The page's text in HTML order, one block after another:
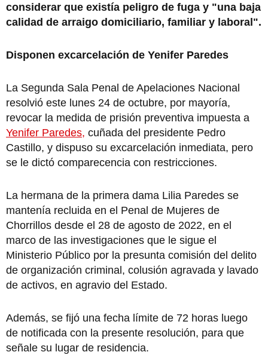
considerar que existía peligro de fuga y "una baja
calidad de arraigo domiciliario, familiar y laboral".
Disponen excarcelación de Yenifer Paredes
La Segunda Sala Penal de Apelaciones Nacional
resolvió este lunes 24 de octubre, por mayoría,
revocar la medida de prisión preventiva impuesta a
Yenifer Paredes, cuñada del presidente Pedro
Castillo, y dispuso su excarcelación inmediata, pero
se le dictó comparecencia con restricciones.
La hermana de la primera dama Lilia Paredes se
mantenía recluida en el Penal de Mujeres de
Chorrillos desde el 28 de agosto de 2022, en el
marco de las investigaciones que le sigue el
Ministerio Público por la presunta comisión del delito
de organización criminal, colusión agravada y lavado
de activos, en agravio del Estado.
Además, se fijó una fecha límite de 72 horas luego
de notificada con la presente resolución, para que
señale su lugar de residencia.